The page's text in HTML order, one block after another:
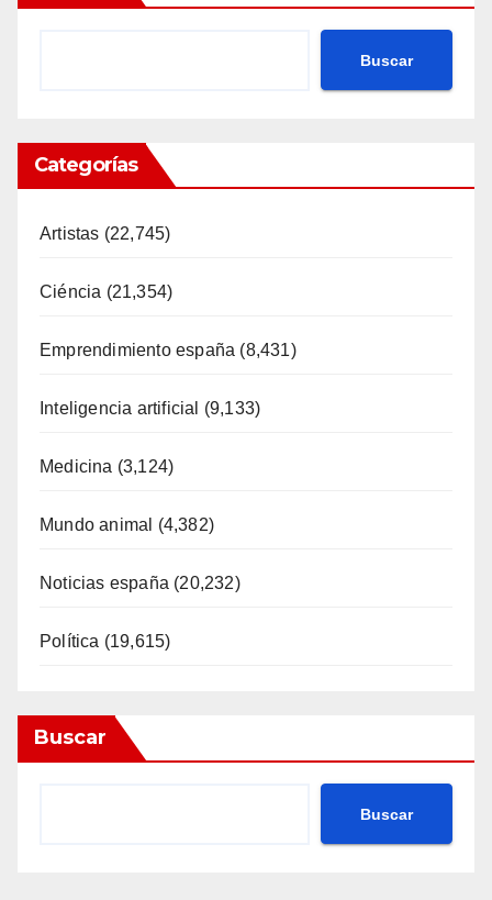
Buscar
Categorías
Artistas (22,745)
Ciéncia (21,354)
Emprendimiento españa (8,431)
Inteligencia artificial (9,133)
Medicina (3,124)
Mundo animal (4,382)
Noticias españa (20,232)
Política (19,615)
Buscar
Buscar